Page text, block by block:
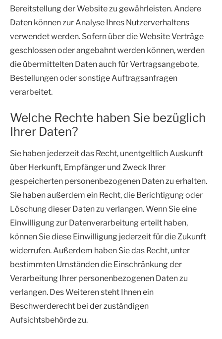
Bereitstellung der Website zu gewährleisten. Andere
Daten können zur Analyse Ihres Nutzerverhaltens
verwendet werden. Sofern über die Website Verträge
geschlossen oder angebahnt werden können, werden
die übermittelten Daten auch für Vertragsangebote,
Bestellungen oder sonstige Auftragsanfragen
verarbeitet.
Welche Rechte haben Sie bezüglich
Ihrer Daten?
Sie haben jederzeit das Recht, unentgeltlich Auskunft
über Herkunft, Empfänger und Zweck Ihrer
gespeicherten personenbezogenen Daten zu erhalten.
Sie haben außerdem ein Recht, die Berichtigung oder
Löschung dieser Daten zu verlangen. Wenn Sie eine
Einwilligung zur Datenverarbeitung erteilt haben,
können Sie diese Einwilligung jederzeit für die Zukunft
widerrufen. Außerdem haben Sie das Recht, unter
bestimmten Umständen die Einschränkung der
Verarbeitung Ihrer personenbezogenen Daten zu
verlangen. Des Weiteren steht Ihnen ein
Beschwerderecht bei der zuständigen
Aufsichtsbehörde zu.